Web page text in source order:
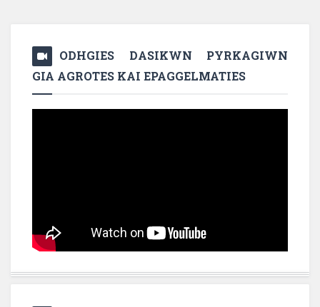
ODHGIES DASIKWN PYRKAGIWN
GIA AGROTES KAI EPAGGELMATIES